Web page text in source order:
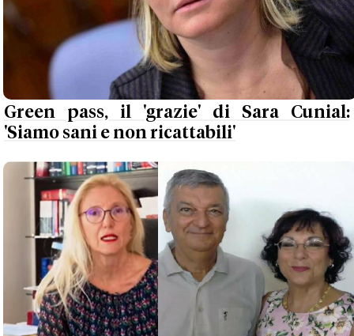
Green pass, il 'grazie' di Sara Cunial:
'Siamo sani e non ricattabili'